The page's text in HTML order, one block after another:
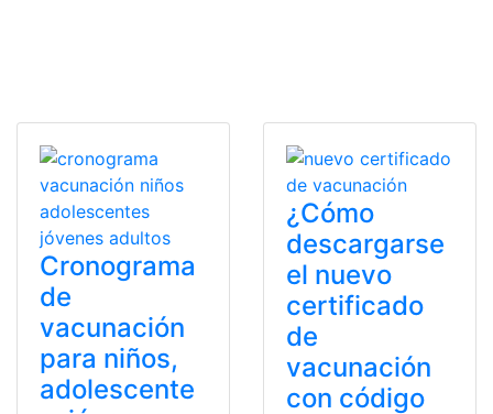
Cronograma
de
vacunación
para niños,
adolescente
¿Cómo
descargarse
el nuevo
certificado
de
vacunación
con código